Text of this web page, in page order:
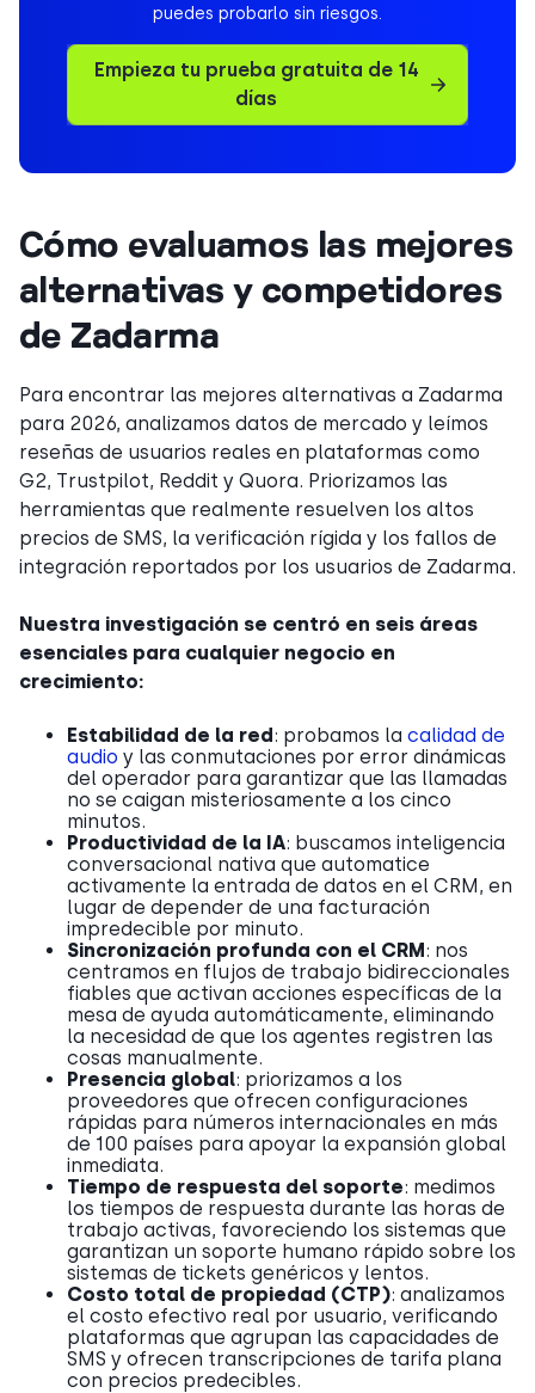
puedes probarlo sin riesgos.
Empieza tu prueba gratuita de 14
días
Cómo evaluamos las mejores
alternativas y competidores
de Zadarma
Para encontrar las mejores alternativas a Zadarma
para 2026, analizamos datos de mercado y leímos
reseñas de usuarios reales en plataformas como
G2, Trustpilot, Reddit y Quora. Priorizamos las
herramientas que realmente resuelven los altos
precios de SMS, la verificación rígida y los fallos de
integración reportados por los usuarios de Zadarma.
Nuestra investigación se centró en seis áreas
esenciales para cualquier negocio en
crecimiento:
Estabilidad de la red: probamos la calidad de
audio y las conmutaciones por error dinámicas
del operador para garantizar que las llamadas
no se caigan misteriosamente a los cinco
minutos.
Productividad de la IA: buscamos inteligencia
conversacional nativa que automatice
activamente la entrada de datos en el CRM, en
lugar de depender de una facturación
impredecible por minuto.
Sincronización profunda con el CRM: nos
centramos en flujos de trabajo bidireccionales
fiables que activan acciones específicas de la
mesa de ayuda automáticamente, eliminando
la necesidad de que los agentes registren las
cosas manualmente.
Presencia global: priorizamos a los
proveedores que ofrecen configuraciones
rápidas para números internacionales en más
de 100 países para apoyar la expansión global
inmediata.
Tiempo de respuesta del soporte: medimos
los tiempos de respuesta durante las horas de
trabajo activas, favoreciendo los sistemas que
garantizan un soporte humano rápido sobre los
sistemas de tickets genéricos y lentos.
Costo total de propiedad (CTP): analizamos
el costo efectivo real por usuario, verificando
plataformas que agrupan las capacidades de
SMS y ofrecen transcripciones de tarifa plana
con precios predecibles.